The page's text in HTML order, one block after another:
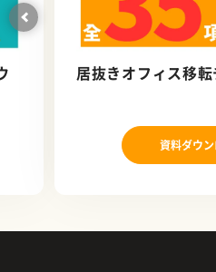
居抜きオフィス移
資料ダウ